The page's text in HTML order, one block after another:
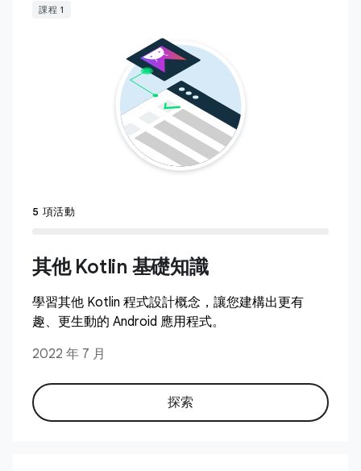
課程 1
5 項活動
其他 Kotlin 基礎知識
學習其他 Kotlin 程式設計概念，讓您建構出更有
趣、更生動的 Android 應用程式。
2022 年 7 月
探索